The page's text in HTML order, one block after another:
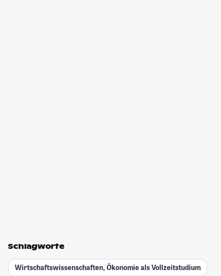
Schlagworte
Wirtschaftswissenschaften, Ökonomie als Vollzeitstudium